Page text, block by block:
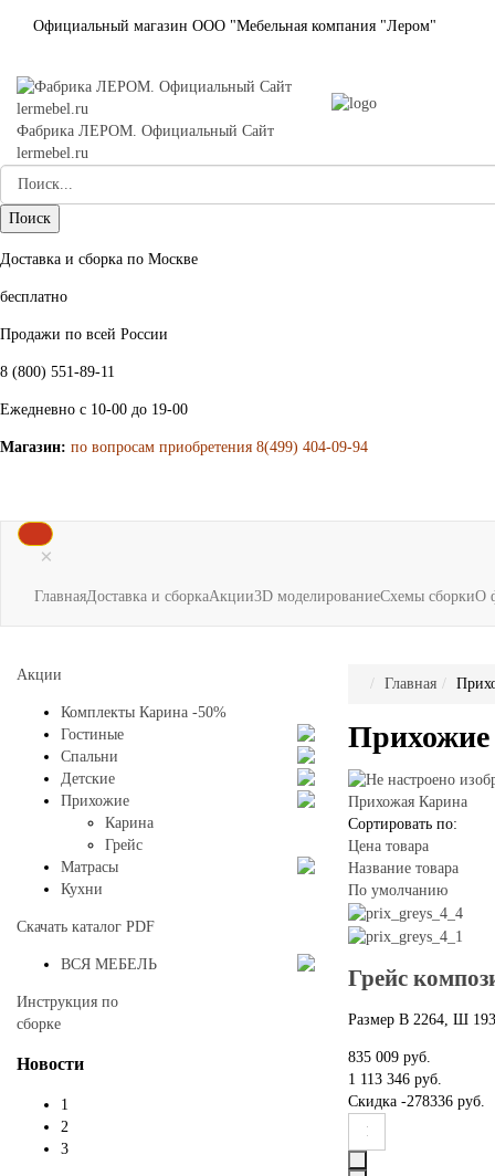
Официальный магазин ООО "Мебельная компания "Лером"
Фабрика ЛЕРОМ. Официальный Сайт
lermebel.ru
Доставка и сборка по Москве
бесплатно
Продажи по всей России
8 (800) 551-89-11
Ежедневно с 10-00 до 19-00
Магазин: по вопросам приобретения 8(499) 404-09-94
×
ГлавнаяДоставка и сборкаАкции3D моделированиеСхемы сборкиО
Главная
Прихожие
Прихожая Карина
Сортировать по:
Цена товара
Название товара
По умолчанию
Грейс
Размер В 2264, Ш
835 009 руб.
1 113 346 руб.
Скидка -278336 руб.
Акции
Комплекты Карина -50%
Гостиные
Спальни
Детские
Прихожие
Карина
Грейс
Матрасы
Кухни
Скачать каталог PDF
ВСЯ МЕБЕЛЬ
Инструкция по
сборке
Новости
1
2
3